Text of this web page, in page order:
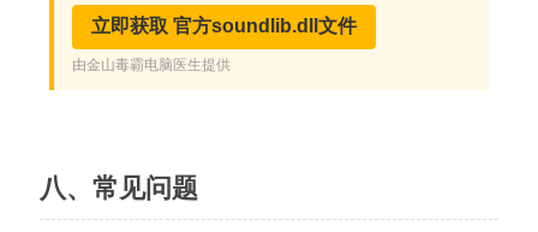
八、常见问题